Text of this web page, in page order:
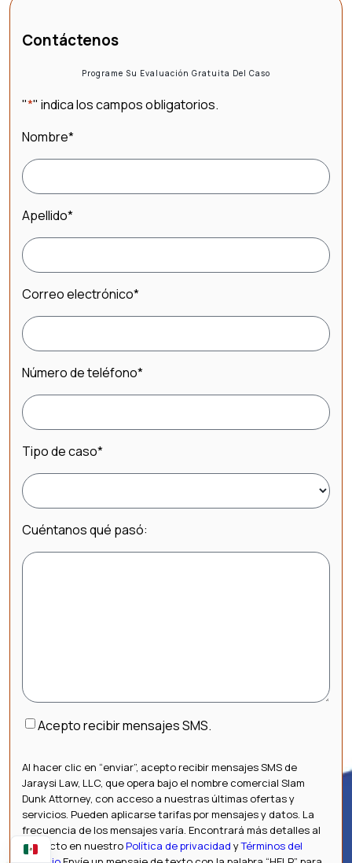
Contáctenos
Programe Su Evaluación Gratuita Del Caso
"*" indica los campos obligatorios.
Nombre*
Apellido*
Correo electrónico*
Número de teléfono*
Tipo de caso*
Cuéntanos qué pasó:
Consentimiento
Acepto recibir mensajes SMS.
Al hacer clic en “enviar”, acepto recibir mensajes SMS de
Jaraysi Law, LLC, que opera bajo el nombre comercial Slam
Dunk Attorney, con acceso a nuestras últimas ofertas y
servicios. Pueden aplicarse tarifas por mensajes y datos. La
frecuencia de los mensajes varía. Encontrará más detalles al
respecto en nuestroPolítica de privacidad yTérminos del